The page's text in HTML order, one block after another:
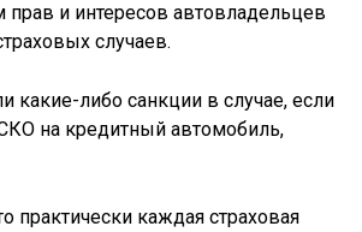
и интересов автовладельцев
случаев.
какие-либо санкции в случае, если
на кредитный автомобиль,
практически каждая страховая